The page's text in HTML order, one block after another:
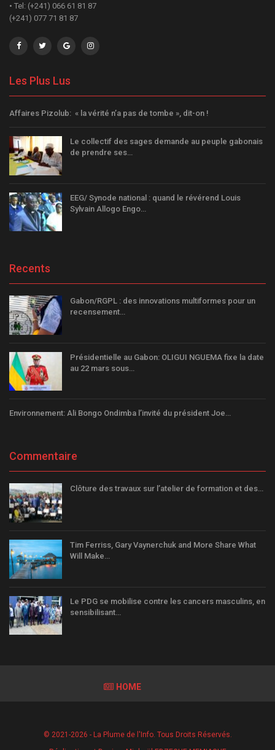
• Tel: (+241) 066 61 81 87
(+241) 077 71 81 87
Les Plus Lus
Affaires Pizolub: « la vérité n’a pas de tombe », dit-on !
Le collectif des sages demande au peuple gabonais
de prendre ses…
EEG/ Synode national : quand le révérend Louis
Sylvain Allogo Engo…
Recents
Gabon/RGPL : des innovations multiformes pour un
recensement…
Présidentielle au Gabon: OLIGUI NGUEMA fixe la date
au 22 mars sous…
Environnement: Ali Bongo Ondimba l’invité du président Joe…
Commentaire
Clôture des travaux sur l’atelier de formation et des…
Tim Ferriss, Gary Vaynerchuk and More Share What
Will Make…
Le PDG se mobilise contre les cancers masculins, en
sensibilisant…
HOME
© 2021-2026 - La Plume de l'Info. Tous Droits Réservés.